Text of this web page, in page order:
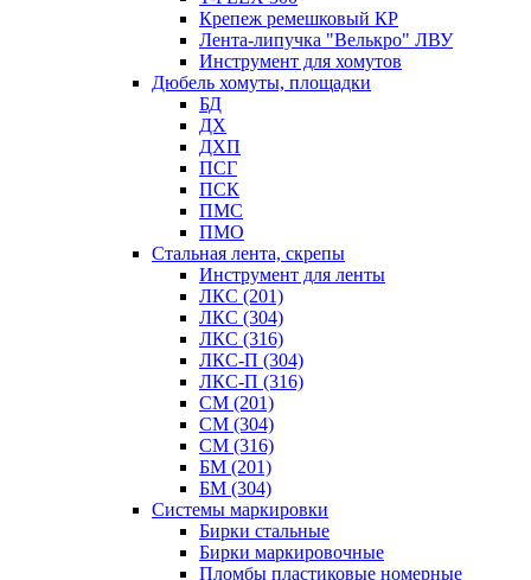
Крепеж ремешковый КР
Лента-липучка "Велькро" ЛВУ
Инструмент для хомутов
Дюбель хомуты, площадки
БД
ДХ
ДХП
ПСГ
ПСК
ПМС
ПМО
Стальная лента, скрепы
Инструмент для ленты
ЛКС (201)
ЛКС (304)
ЛКС (316)
ЛКС-П (304)
ЛКС-П (316)
СМ (201)
СМ (304)
СМ (316)
БМ (201)
БМ (304)
Системы маркировки
Бирки стальные
Бирки маркировочные
Пломбы пластиковые номерные